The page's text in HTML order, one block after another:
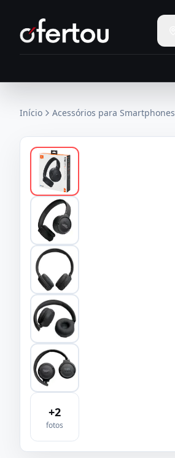
Início Acessórios para Smartphones
+2
fotos